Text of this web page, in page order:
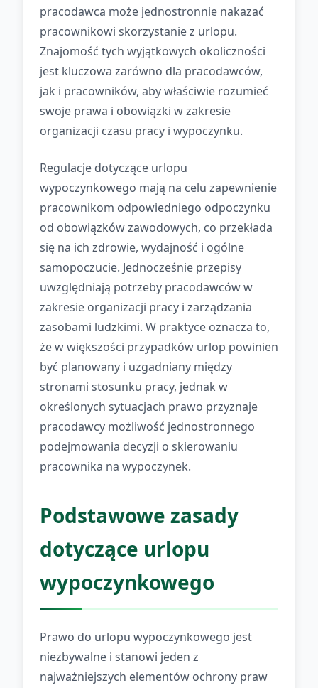
pracodawca może jednostronnie nakazać
pracownikowi skorzystanie z urlopu.
Znajomość tych wyjątkowych okoliczności
jest kluczowa zarówno dla pracodawców,
jak i pracowników, aby właściwie rozumieć
swoje prawa i obowiązki w zakresie
organizacji czasu pracy i wypoczynku.
Regulacje dotyczące urlopu
wypoczynkowego mają na celu zapewnienie
pracownikom odpowiedniego odpoczynku
od obowiązków zawodowych, co przekłada
się na ich zdrowie, wydajność i ogólne
samopoczucie. Jednocześnie przepisy
uwzględniają potrzeby pracodawców w
zakresie organizacji pracy i zarządzania
zasobami ludzkimi. W praktyce oznacza to,
że w większości przypadków urlop powinien
być planowany i uzgadniany między
stronami stosunku pracy, jednak w
określonych sytuacjach prawo przyznaje
pracodawcy możliwość jednostronnego
podejmowania decyzji o skierowaniu
pracownika na wypoczynek.
Podstawowe zasady
dotyczące urlopu
wypoczynkowego
Prawo do urlopu wypoczynkowego jest
niezbywalne i stanowi jeden z
najważniejszych elementów ochrony praw